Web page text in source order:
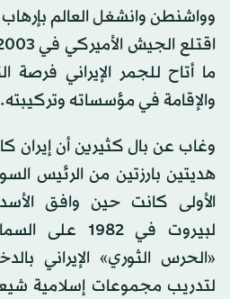
وواشنطن وانشغل العالم بإرهاب
ما أتاح للجمر الإيراني فرصة
والإقامة في مؤسساته وتركيبته.
وغاب عن بال كثيرين أن إيران
هديتين بارزتين من الرئيس
الأولى كانت حين وافق الأسد
لبيروت في
«الحرس الثوري» الإيراني
لتدريب مجموعات إسلامية